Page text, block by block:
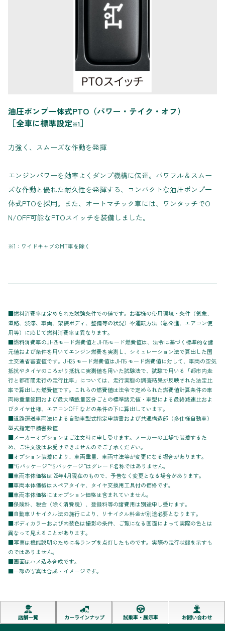
油圧ポンプ一体式PTO（パワー・テイク・オフ）
［全車に標準設定※1］
力強く、スムーズな作動を発揮
エンジンパワーを効率よくダンプ機構に伝達。パワフル＆スムー
ズな作動と優れた耐久性を発揮する、コンパクトな油圧ポンプ一
体式PTOを採用。また、オートマチック車には、ワンタッチでO
N/OFF可能なPTOスイッチを装備しました。
※1：ワイドキャブのMT車を除く
■燃料消費率は定められた試験条件での値です。お客様の使用環境・条件（気象、
道路、渋滞、車両、架装ボディ、整備等の状況）や運転方法（急発進、エアコン使
用等）に応じて燃料消費率は異なります。
■燃料消費率のJH25モード燃費値とJH15モード燃費値は、法令に基づく標準的な諸
元値および条件を用いてエンジン燃費を実測し、シミュレーション法で算出した国
土交通省審査値です。JH25 モード燃費値はJH15 モード燃費値に対して、車両の空気
抵抗やタイヤのころがり抵抗に実測値を用いた試験法で、試験で用いる「都市内走
行と都市間走行の走行比率」については、走行実態の調査結果が反映された法定比
率で算出した燃費値です。これらの燃費値は法令で定められた燃費値計算条件の車
両総重量範囲および最大積載量区分ごとの標準諸元値・車型による最終減速比およ
びタイヤ仕様、エアコンOFF などの条件の下に算出しています。
■道路運送車両法による自動車型式指定申請書および共通構造部（多仕様自動車）
型式指定申請書数値
■メーカーオプションはご注文時に申し受けます。メーカーの工場で装着するた
め、ご注文後はお受けできませんのでご了承ください。
■オプション装着により、車両重量、車両寸法等が変更になる場合があります。
■“Gパッケージ”“Sパッケージ”はグレード名称ではありません。
■車両本体価格は'26年4月現在のもので、予告なく変更となる場合があります。
■車両本体価格はスペアタイヤ、タイヤ交換用工具付の価格です。
■車両本体価格にはオプション価格は含まれていません。
■保険料、税金（除く消費税）、登録料等の諸費用は別途申し受けます。
■自動車リサイクル法の施行により、リサイクル料金が別途必要となります。
■ボディカラーおよび内装色は撮影の条件、ご覧になる画面によって実際の色とは
異なって見えることがあります。
■写真は機能説明のために各ランプを点灯したものです。実際の走行状態を示すも
のではありません。
■画面はハメ込み合成です。
■一部の写真は合成・イメージです。
店舗一覧 カーラインナップ 試乗車・展示車 お問い合わせ